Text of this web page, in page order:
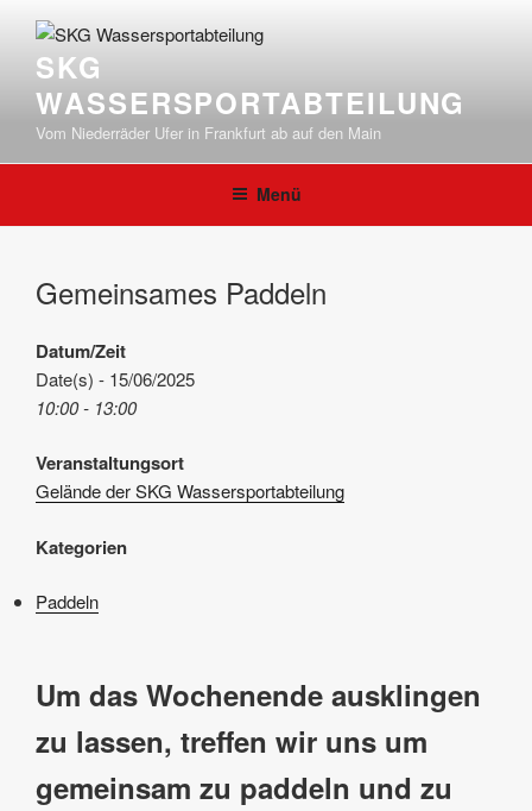
Inhalt
springenSKG
WASSERSPORTABTEILUNG
Vom Niederräder Ufer in Frankfurt ab auf den Main
Menü
Gemeinsames Paddeln
Datum/Zeit
Date(s) - 15/06/2025
10:00 - 13:00
Veranstaltungsort
Gelände der SKG Wassersportabteilung
Kategorien
Paddeln
Um das Wochenende ausklingen
zu lassen, treffen wir uns um
gemeinsam zu paddeln und zu